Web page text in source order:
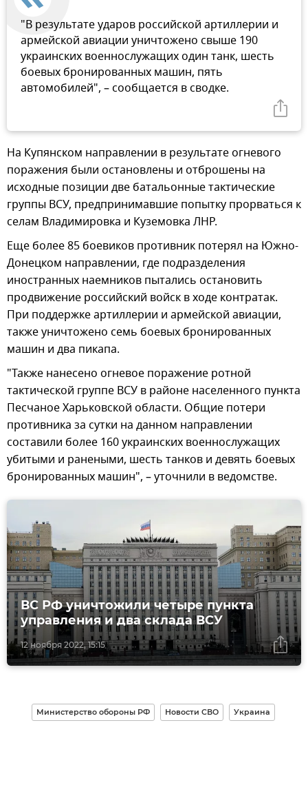
"В результате ударов российской артиллерии и
армейской авиации уничтожено свыше 190
украинских военнослужащих один танк, шесть
боевых бронированных машин, пять
автомобилей", – сообщается в сводке.
На Купянском направлении в результате огневого
поражения были остановлены и отброшены на
исходные позиции две батальонные тактические
группы ВСУ, предпринимавшие попытку прорваться к
селам Владимировка и Куземовка ЛНР.
Еще более 85 боевиков противник потерял на Южно-
Донецком направлении, где подразделения
иностранных наемников пытались остановить
продвижение российский войск в ходе контратак.
При поддержке артиллерии и армейской авиации,
также уничтожено семь боевых бронированных
машин и два пикапа.
"Также нанесено огневое поражение ротной
тактической группе ВСУ в районе населенного пункта
Песчаное Харьковской области. Общие потери
противника за сутки на данном направлении
составили более 160 украинских военнослужащих
убитыми и ранеными, шесть танков и девять боевых
бронированных машин", – уточнили в ведомстве.
12 ноября 2022, 15:15
ВС РФ уничтожили четыре пункта
управления и два склада ВСУ
Министерство обороны РФ Новости СВО Украина